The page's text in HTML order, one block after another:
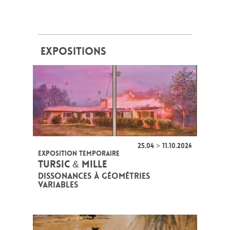
EXPOSITIONS
25.04 > 11.10.2026
EXPOSITION TEMPORAIRE
TURSIC & MILLE
DISSONANCES À GÉOMÉTRIES
VARIABLES